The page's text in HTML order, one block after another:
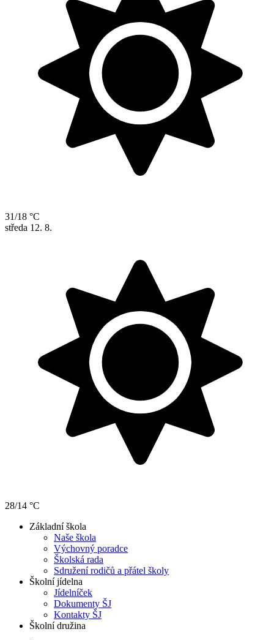
31/18 °C
středa 12. 8.
28/14 °C
Základní škola
Naše škola
Výchovný poradce
Školská rada
Sdružení rodičů a přátel školy
Školní jídelna
Jídelníček
Dokumenty ŠJ
Kontakty ŠJ
Školní družina